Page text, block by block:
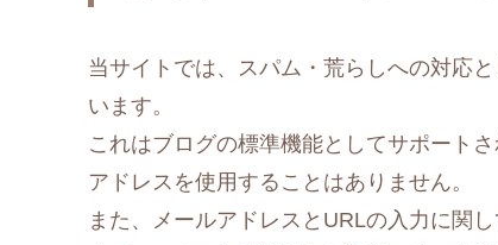
当サイトでは、スパム・荒らしへの対応
います。
これはブログの標準機能としてサポート
アドレスを使用することはありません。
また、メールアドレスとURLの入力に関